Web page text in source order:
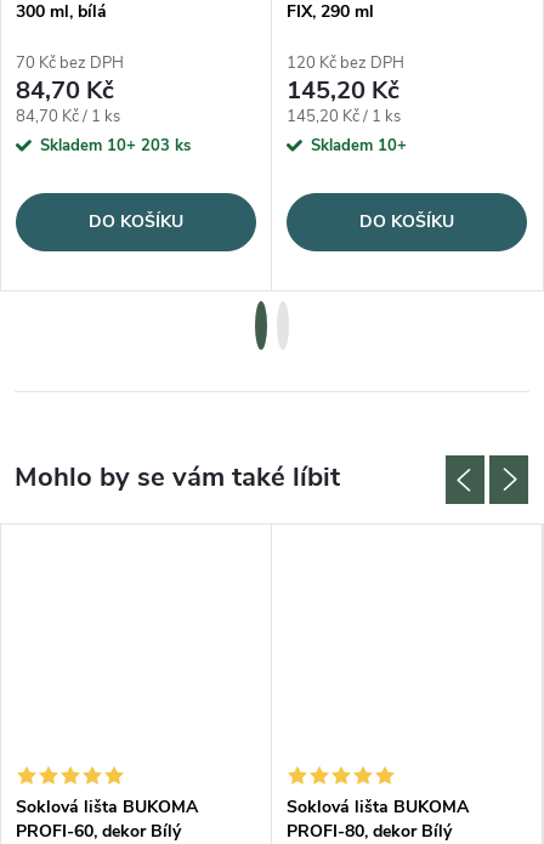
300 ml, bílá
70 Kč bez DPH
84,70 Kč
Měrná cena:
84,70 Kč / 1 ks
Skladem 10+ 203 ks
DO KOŠÍKU
FIX, 290 ml
120 Kč bez DPH
145,20 Kč
Měrná cena:
145,20 Kč / 1 ks
Skladem 10+
DO KOŠÍKU
Soklová lišta BUKOMA
PROFI-60, dekor Bílý
Soklová lišta BUKOMA
PROFI-80, dekor Bílý